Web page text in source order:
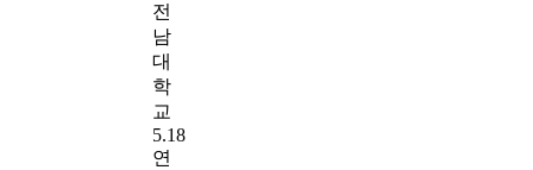
전
남
대
학
교
5.18
연